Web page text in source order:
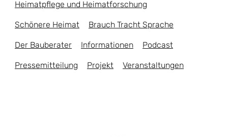
Heimatpflege und Heimatforschung
Schönere Heimat Brauch Tracht Sprache
Der Bauberater Informationen Podcast
Pressemitteilung Projekt Veranstaltungen